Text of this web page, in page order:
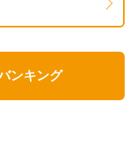
ンキング